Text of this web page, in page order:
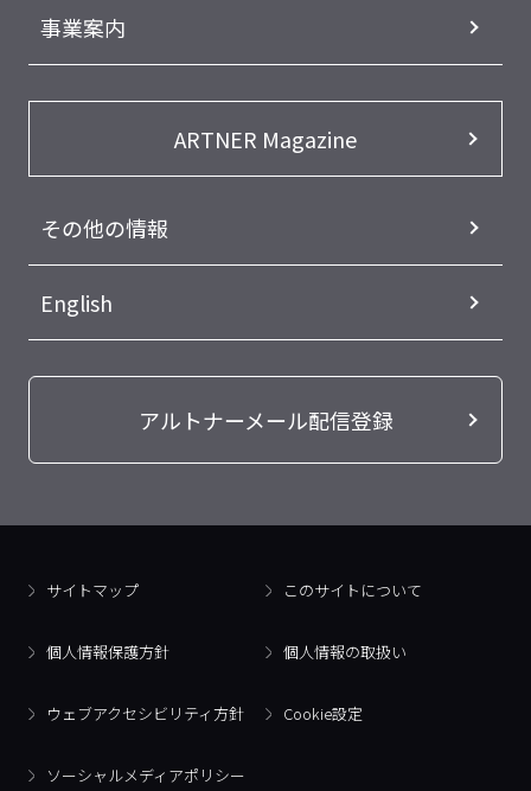
事業案内
ARTNER Magazine
その他の情報
English
アルトナーメール配信登録
サイトマップ このサイトについて
個人情報保護方針 個人情報の取扱い
ウェブアクセシビリティ方針 Cookie設定
ソーシャルメディアポリシー